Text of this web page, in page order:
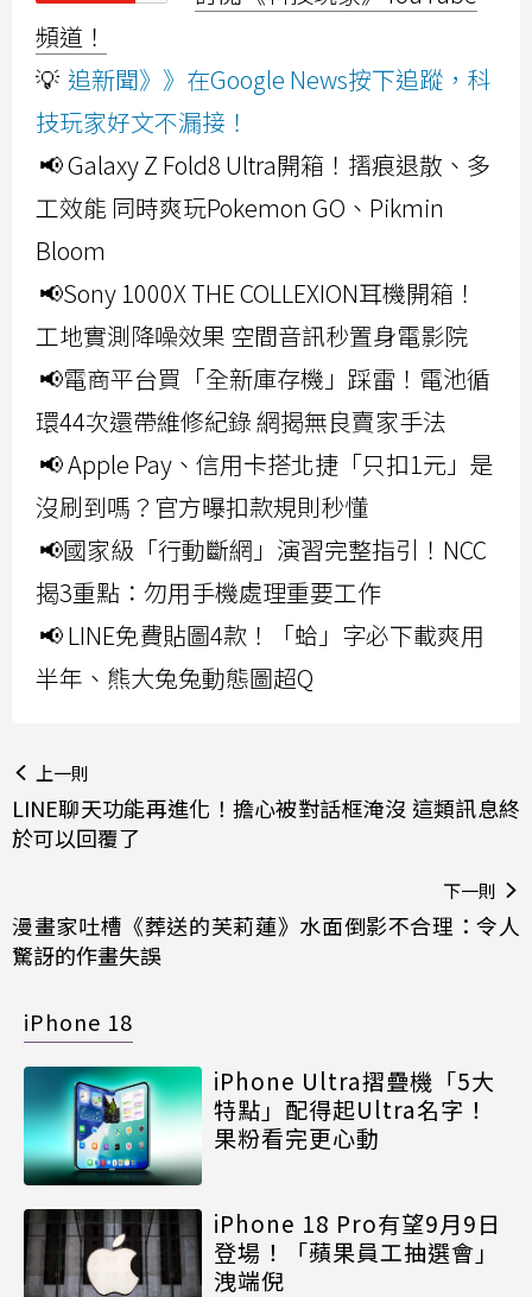
頻道！
💡 追新聞》》在Google News按下追蹤，科
技玩家好文不漏接！
📢 Galaxy Z Fold8 Ultra開箱！摺痕退散、多
工效能 同時爽玩Pokemon GO、Pikmin
Bloom
📢Sony 1000X THE COLLEXION耳機開箱！
工地實測降噪效果 空間音訊秒置身電影院
📢電商平台買「全新庫存機」踩雷！電池循
環44次還帶維修紀錄 網揭無良賣家手法
📢 Apple Pay、信用卡搭北捷「只扣1元」是
沒刷到嗎？官方曝扣款規則秒懂
📢國家級「行動斷網」演習完整指引！NCC
揭3重點：勿用手機處理重要工作
📢 LINE免費貼圖4款！「蛤」字必下載爽用
半年、熊大兔兔動態圖超Q
上一則
LINE聊天功能再進化！擔心被對話框淹沒 這類訊息終
於可以回覆了
下一則
漫畫家吐槽《葬送的芙莉蓮》水面倒影不合理：令人
驚訝的作畫失誤
iPhone 18
iPhone Ultra摺疊機「5大
特點」配得起Ultra名字！
果粉看完更心動
iPhone 18 Pro有望9月9日
登場！「蘋果員工抽選會」
洩端倪